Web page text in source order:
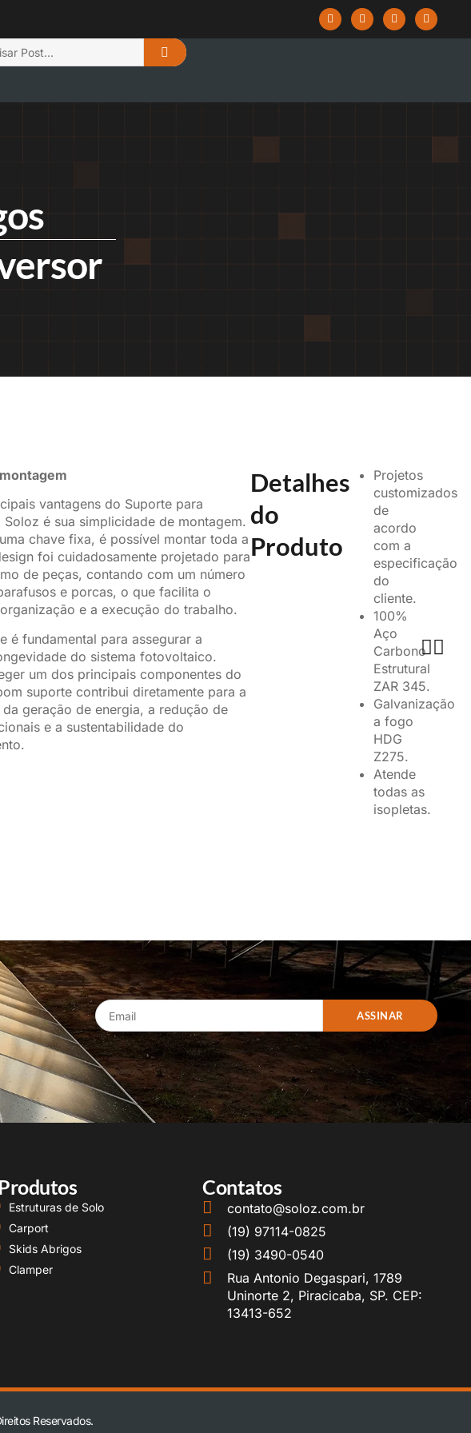
vantagens do Suporte para
Soloz é sua simplicidade de montagem.
chave fixa, é possível montar toda a
foi cuidadosamente projetado para
de peças, contando com um número
e porcas, o que facilita o
e a execução do trabalho.
é fundamental para assegurar a
do sistema fotovoltaico.
um dos principais componentes do
suporte contribui diretamente para a
geração de energia, a redução de
e a sustentabilidade do
Detalhes
do
Produto
Projetos
customizados
de
acordo
com a
especificação
do
cliente.
100%
Aço
Carbono
Estrutural
ZAR 345.
Galvanização
a fogo
HDG
Z275.
Atende
todas as
isopletas.
ASSINAR
Produtos
Estruturas de Solo
Carport
Skids Abrigos
Clamper
Contatos
contato@soloz.com.br
(19) 97114-0825
(19) 3490-0540
Rua Antonio Degaspari, 1789
Uninorte 2, Piracicaba, SP. CEP:
13413-652
Reservados.